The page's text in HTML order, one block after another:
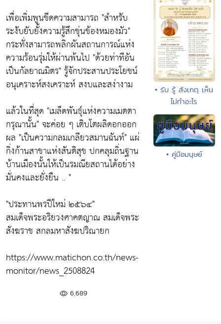
เพื่อเพิ่มพูนขีดความสามารถ "สำหรับ
ระงับยับยั้งความรู้สึกขุ่นข้องหมองมัว"
กระทั่งสามารถพลิกผันสถานการณ์แห่ง
ความร้อนรุ่มให้ผ่านพ้นไป "ด้วยท่าทีอัน
เป็นกัลยาณมิตร"รู้จักประสานประโยชน์
อนุเคราะห์สงเคราะห์ สงบและสง่างาม
แล้วในที่สุด "เมล็ดพันธุ์แห่งความเมตตา
กรุณานั้น"จะค่อย ๆ เติบโตผลิดอกออก
ผล "เป็นความกลมเกลียวสมานฉันท์" แผ่
กิ่งก้านสาขาแห่งสันติสุข ปกคลุมถิ่นฐาน
บ้านเมืองนั้นให้เป็นรมณียสถานได้อย่าง
มั่นคงและยั่งยืน .. "
"ประทานพรปีใหม่ ๒๕๖๔"
สมเด็จพระอริยวงศาคตญาณ สมเด็จพระ
สังฆราช สกลมหาสังฆปริณายก
https://www.matichon.co.th/news-
monitor/news_2508824
6,689
• รับ รู้ สังเกตุ เห็น
ไม่ทำอะไร
• คู่มือมนุษย์